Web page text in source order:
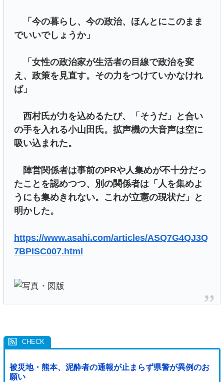
「今の暮らし、今の政治、ほんとにこのまま
でいいでしょうか」
「女性の政治家が生活者の目線で政治を変
え、政策を見直す。その力をつけていかなけれ
ば」
西村氏が力を込めるたび、「そうだ」と合い
の手を入れる小山田氏。拡声機の大音声は空に
吸い込まれた。
陣営関係者は事前のPRや人集めが不十分だっ
たことを認めつつ、別の関係者は「人を集めよ
うにも集めきれない。これが立憲の現状だ」と
明かした。
https://www.asahi.com/articles/ASQ7G4QJ3Q
7BPISC007.html
被災地・熊本、泥酔者の通報が止まらず県警が異例のお
願い